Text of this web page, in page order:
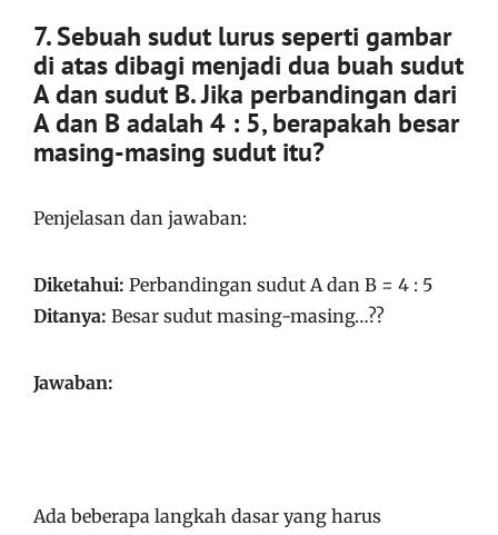
7. Sebuah sudut lurus seperti gambar
di atas dibagi menjadi dua buah sudut
A dan sudut B. Jika perbandingan dari
A dan B adalah 4 : 5, berapakah besar
masing-masing sudut itu?
Penjelasan dan jawaban:
Diketahui: Perbandingan sudut A dan B = 4 : 5
Ditanya: Besar sudut masing-masing…??
Jawaban:
Ada beberapa langkah dasar yang harus